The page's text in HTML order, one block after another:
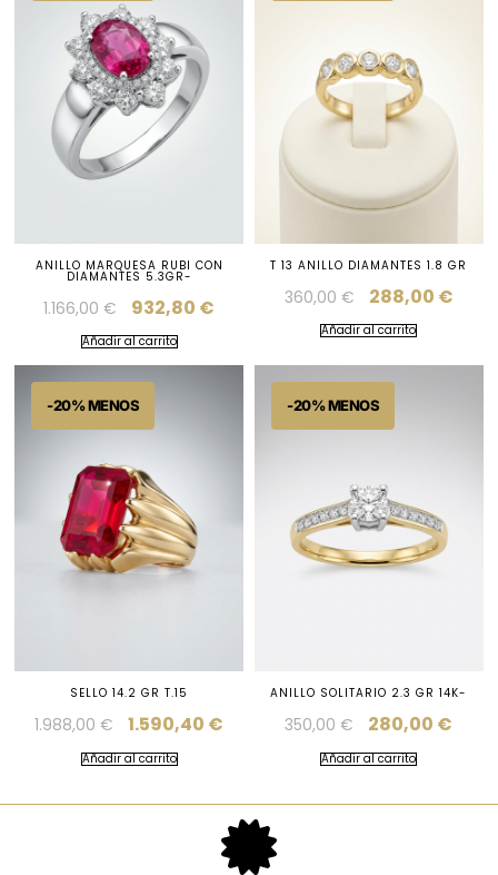
ANILLO MARQUESA RUBI CON
DIAMANTES 5.3GR-
1.166,00€ 932,80 €
Añadir al carrito
T 13 ANILLO DIAMANTES 1.8 GR
360,00 € 288,00 €
Añadir al carrito
SELLO 14.2 GR T.15
1.988,00€ 1.590,40 €
Añadir al carrito
ANILLO SOLITARIO 2.3 GR 14K-
350,00€ 280,00 €
Añadir al carrito